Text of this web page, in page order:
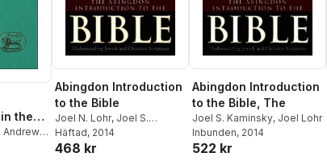
the
, Andrew
Abingdon Introduction
to the Bible
Joel N. Lohr, Joel S.
Kaminsky,Mark Reasoner
Häftad, 2014
468 kr
Abingdon Introduction
to the Bible, The
Joel S. Kaminsky, Joel Lohr
Inbunden, 2014
522 kr